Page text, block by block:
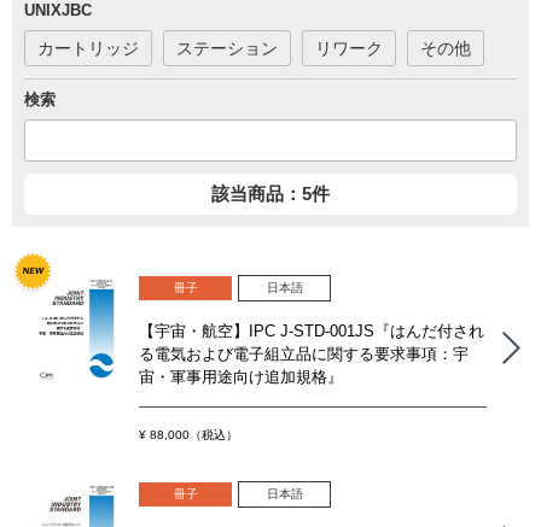
UNIXJBC
カートリッジ ステーション リワーク その他
検索
該当商品：5件
冊子 日本語
【宇宙・航空】IPC J-STD-001JS『はんだ付され
る電気および電子組立品に関する要求事項：宇
宙・軍事用途向け追加規格』
¥ 88,000（税込）
冊子 日本語